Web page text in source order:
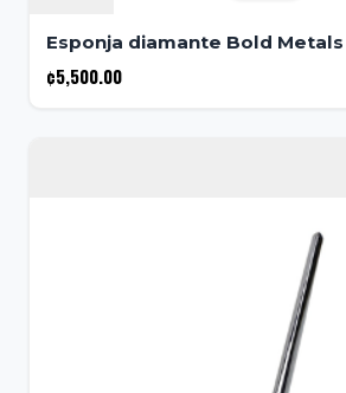
Esponja diamante Bold Metals
¢5,500.00